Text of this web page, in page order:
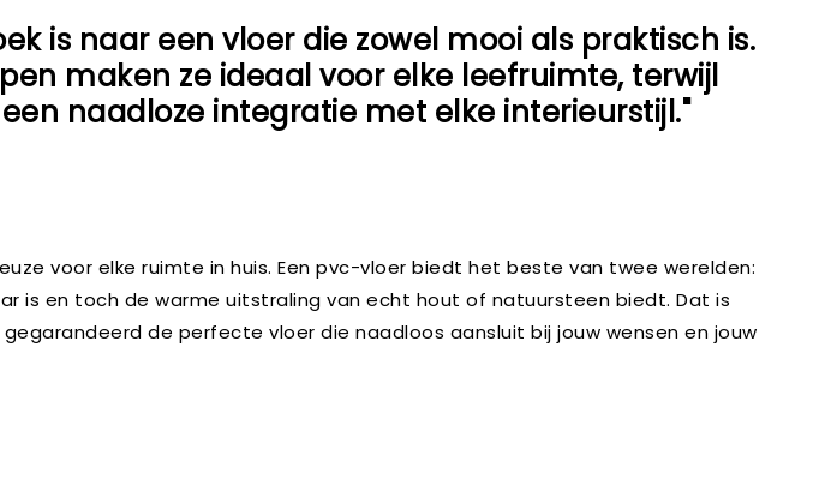
is naar een vloer die zowel mooi als praktisch is.
maken ze ideaal voor elke leefruimte, terwijl
naadloze integratie met elke interieurstijl."
voor elke ruimte in huis. Een pvc-vloer biedt het beste van twee werelden:
is en toch de warme uitstraling van echt hout of natuursteen biedt. Dat is
de perfecte vloer die naadloos aansluit bij jouw wensen en jouw